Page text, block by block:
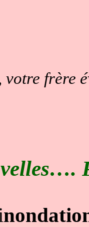
votre frère